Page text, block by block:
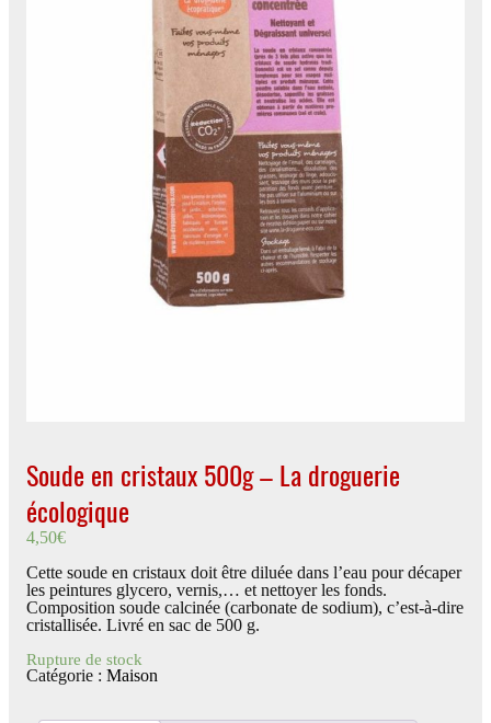
Soude en cristaux 500g – La droguerie
écologique
4,50€
Cette soude en cristaux doit être diluée dans l’eau pour décaper
les peintures glycero, vernis,… et nettoyer les fonds.
Composition soude calcinée (carbonate de sodium), c’est-à-dire
cristallisée. Livré en sac de 500 g.
Rupture de stock
Catégorie : Maison